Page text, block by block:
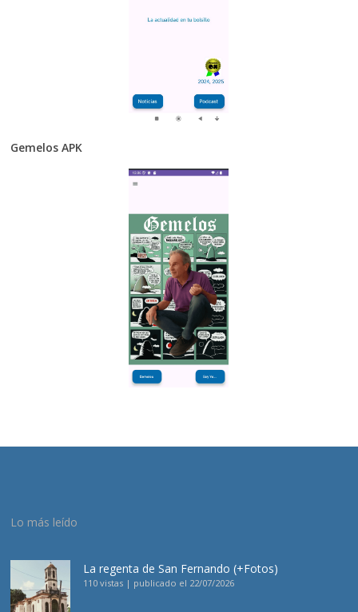
Gemelos APK
Lo más leído
La regenta de San Fernando (+Fotos)
110 vistas | publicado el 22/07/2026